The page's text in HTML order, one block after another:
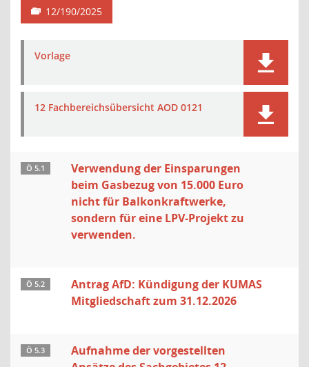
12/190/2025
Vorlage
12 Fachbereichsübersicht AOD 0121
Ö 5.1
Verwendung der Einsparungen
beim Gasbezug von 15.000 Euro
nicht für Balkonkraftwerke,
sondern für eine LPV-Projekt zu
verwenden.
Ö 5.2
Antrag AfD: Kündigung der KUMAS
Mitgliedschaft zum 31.12.2026
Ö 5.3
Aufnahme der vorgestellten